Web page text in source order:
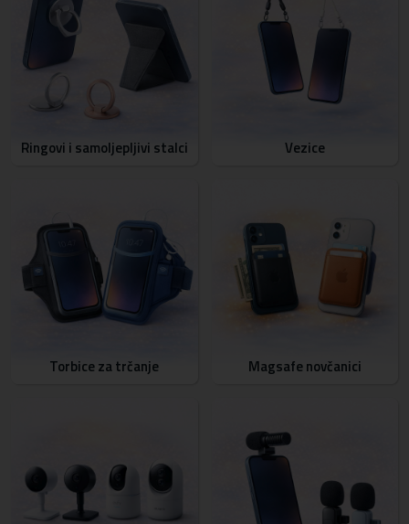
Ringovi i samoljepljivi stalci Vezice
Torbice za trčanje Magsafe novčanici